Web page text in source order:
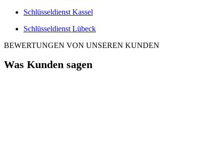
Schlüsseldienst Kassel
Schlüsseldienst Lübeck
BEWERTUNGEN VON UNSEREN KUNDEN
Was Kunden sagen